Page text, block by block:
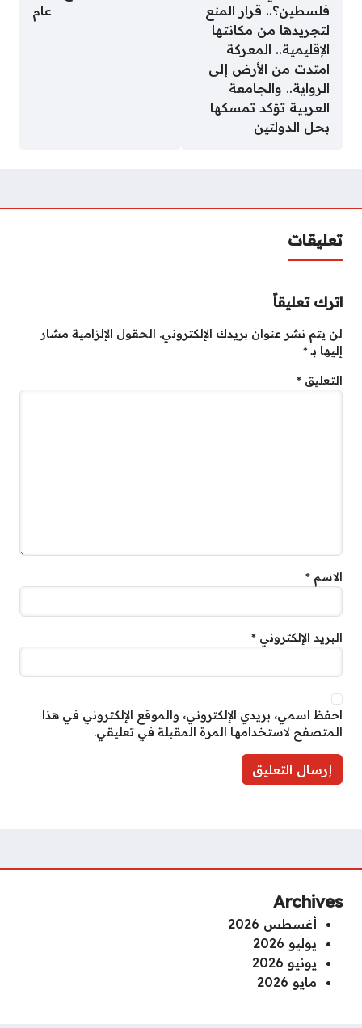
فلسطين؟.. قرار المنع
لتجريدها من مكانتها
الإقليمية.. المعركة
امتدت من الأرض إلى
الرواية.. والجامعة
العربية تؤكد تمسكها
بحل الدولتين
عام
تعليقات
اترك تعليقاً
لن يتم نشر عنوان بريدك الإلكتروني. الحقول الإلزامية مشار
إليها بـ*
التعليق *
الاسم *
البريد الإلكتروني *
احفظ اسمي، بريدي الإلكتروني، والموقع الإلكتروني في هذا
المتصفح لاستخدامها المرة المقبلة في تعليقي.
Archives
أغسطس 2026
يوليو 2026
يونيو 2026
مايو 2026